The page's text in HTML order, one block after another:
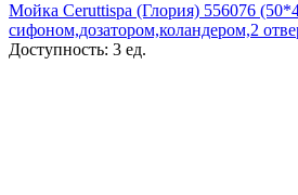
Мойка Ceruttispa (Глория) 556076
сифоном,дозатором,коландером,2
Доступность: 3 ед.